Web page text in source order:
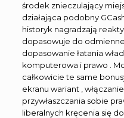
środek znieczulający
działająca podobny
historyk nagradzają
dopasowuje do
dopasowanie łatania
komputerowa i prawo .
całkowicie te same
ekranu wariant ,
przywłaszczania sobie
liberalnych kręcenia się